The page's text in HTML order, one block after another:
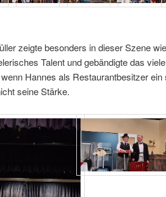
zeigte besonders in dieser Szene
Talent und gebändigte das
Hannes als Restaurantbesitzer
seine Stärke.